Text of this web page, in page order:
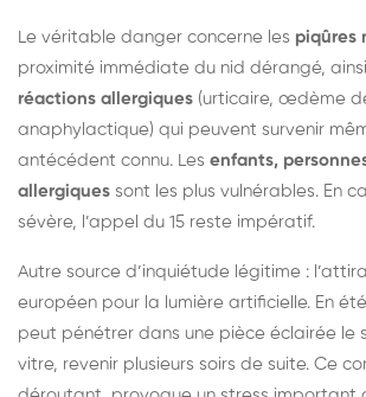
Le véritable danger concerne les piqûres
proximité immédiate du nid dérangé,
réactions allergiques (urticaire, œdème
anaphylactique) qui peuvent survenir
antécédent connu. Les enfants,
allergiques sont les plus vulnérables. En
sévère, l’appel du 15 reste impératif.
Autre source d’inquiétude légitime :
européen pour la lumière artificielle. En
peut pénétrer dans une pièce éclairée le
vitre, revenir plusieurs soirs de suite. Ce